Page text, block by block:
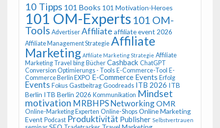
10 Tipps 101 Books 101 Motivation-Heroes
101 OM-Experts 101 OM-
Tools Advertiser Affiliate affiliate event 2026
Affiliate Management Strategie Affiliate
Marketing Affiliate Marketing Strategie Affiliate
Marketing Travel bing Bücher Cashback ChatGPT
Conversion Optimierungs - Tools E-Commerce-Tool E-
Commerce Berlin EXPO E-Commerce Events Erfolg
Events Fokus Gastbeitrag Goodreads ITB 2026 ITB
Berlin ITB Berlin 2026 Kommunikation Mindset
motivation MRBHPSNetworkingOMR
Online-Marketing Experten Online-Shops Online Marketing
Event Podcast Produktivität Publisher Selbstvertrauen